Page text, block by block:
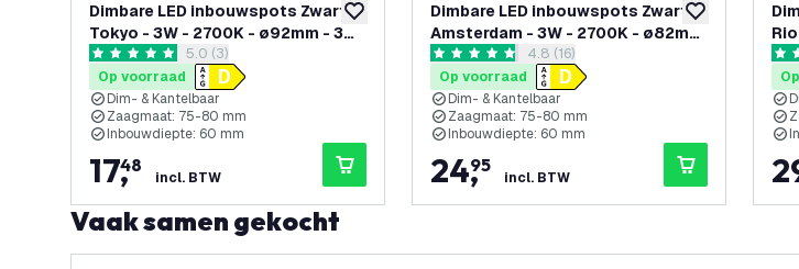
toevoegen aan verlanglijst
Dimbare LED inbouwspots Zwart -
Tokyo - 3W - 2700K - ø92mm - 3
pack
reviews drawer openen
5 score sterren5.0 (3)
Op voorraad
Dim- & Kantelbaar
Zaagmaat: 75-80 mm
Inbouwdiepte: 60 mm
17,
48
incl. BTW
toevoegen aan
Dimbare LED inbouwspots Zwart -
Amsterdam - 3W - 2700K - ø82mm
- 6 pack reviews drawer openen
4.8 score sterren4.8 (16)
Op voorraad
Dim- & Kantelbaar
Zaagmaat: 75-80 mm
Inbouwdiepte: 60 mm
24,
95
incl. BTW
4.9
Vaak samen gekocht